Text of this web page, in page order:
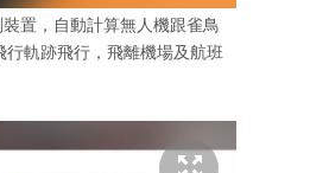
置，自動計算無人機跟雀鳥
軌跡飛行，飛離機場及航班